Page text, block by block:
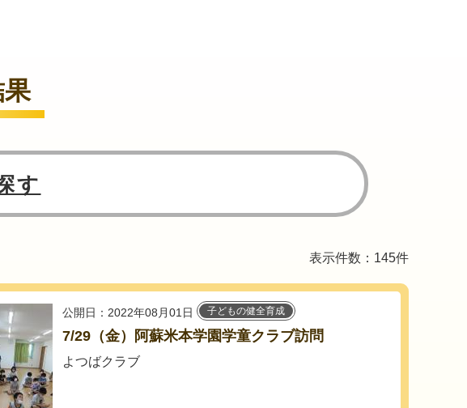
す
表示件数：145件
公開日：2022年08月01日 子どもの健全育成
7/29（金）阿蘇米本学園学童クラブ訪問
よつばクラブ